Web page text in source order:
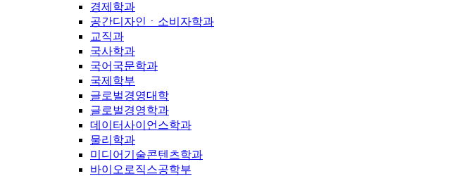
경제학과
공간디자인ㆍ소비자학과
교직과
국사학과
국어국문학과
국제학부
글로벌경영대학
글로벌경영학과
데이터사이언스학과
물리학과
미디어기술콘텐츠학과
바이오로직스공학부